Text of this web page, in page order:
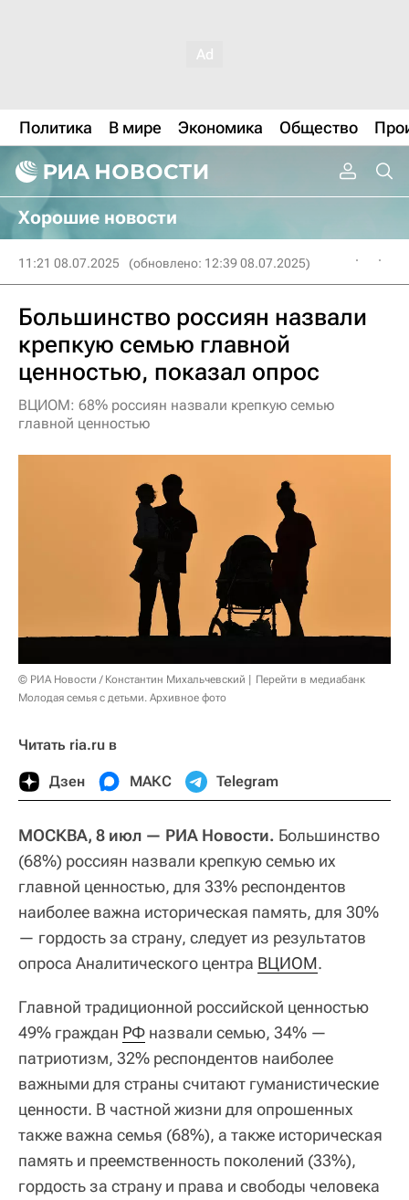
Политика В мире Экономика Общество
Хорошие новости
11:21 08.07.2025 (обновлено: 12:39 08.07.2025)
Большинство россиян назвали
крепкую семью главной
ценностью, показал опрос
ВЦИОМ: 68% россиян назвали крепкую семью
главной ценностью
© РИА Новости / Константин Михальчевский
Перейти в медиабанк
Молодая семья с детьми. Архивное фото
Читать ria.ru в
Дзен МАКС Telegram
МОСКВА, 8 июл — РИА Новости. Большинство
(68%) россиян назвали крепкую семью их
главной ценностью, для 33% респондентов
наиболее важна историческая память, для 30%
— гордость за страну, следует из результатов
опроса Аналитического центра ВЦИОМ.
Главной традиционной российской ценностью
49% граждан РФ назвали семью, 34% —
патриотизм, 32% респондентов наиболее
важными для страны считают гуманистические
ценности. В частной жизни для опрошенных
также важна семья (68%), а также историческая
память и преемственность поколений (33%),
гордость за страну и права и свободы человека